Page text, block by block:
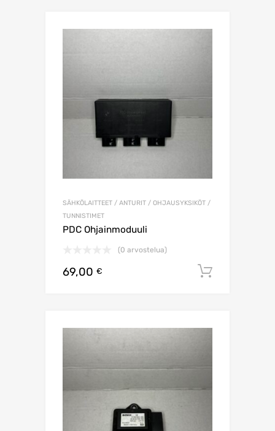
SÄHKÖLAITTEET / ANTURIT / OHJAUSYKSIKÖT /
TUNNISTIMET
PDC Ohjainmoduuli
(0 arvostelua)
69,00 €